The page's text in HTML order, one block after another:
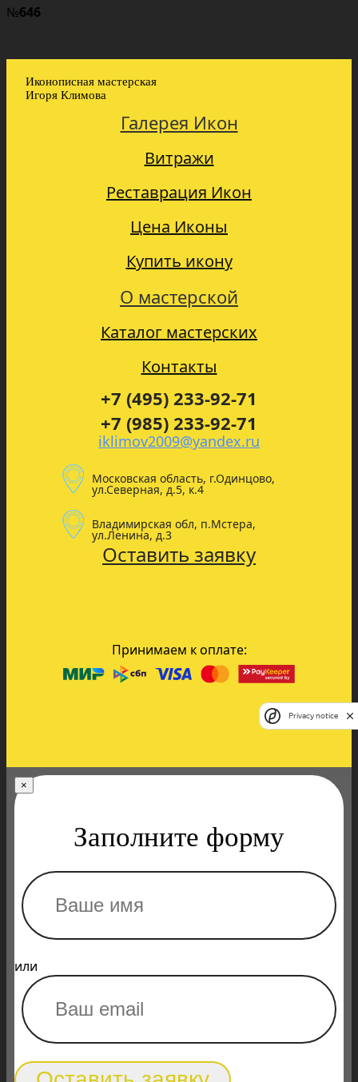
№646
Иконописная мастерская
Игоря Климова
Галерея Икон
Витражи
Реставрация Икон
Цена Иконы
Купить икону
О мастерской
Каталог мастерских
Контакты
+7 (495) 233-92-71
+7 (985) 233-92-71
iklimov2009@yandex.ru
Московская область, г.Одинцово,
ул.Северная, д.5, к.4
Владимирская обл, п.Мстера,
ул.Ленина, д.3
Оставить заявку
Принимаем к оплате:
×
Заполните форму
или
Privacy notice